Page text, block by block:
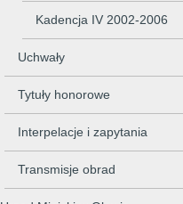
Kadencja IV 2002-2006
Uchwały
Tytuły honorowe
Interpelacje i zapytania
Transmisje obrad